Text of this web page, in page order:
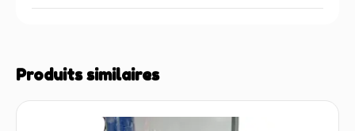
Produits similaires